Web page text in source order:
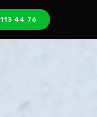
44 76